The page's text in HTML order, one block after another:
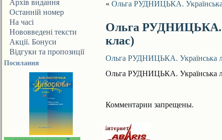
ДИВОСЛОВА
Архів видання
Останній номер
На часі
Нововведені тексти
Акції. Бонуси
Відгуки та пропозиції
Посилання
« Ольга РУДНИЦЬКА. Українська
Ольга РУДНИЦЬКА.
клас)
Ольга РУДНИЦЬКА. Українська
Ольга РУДНИЦЬКА. Українська
Комментарии запрещены.